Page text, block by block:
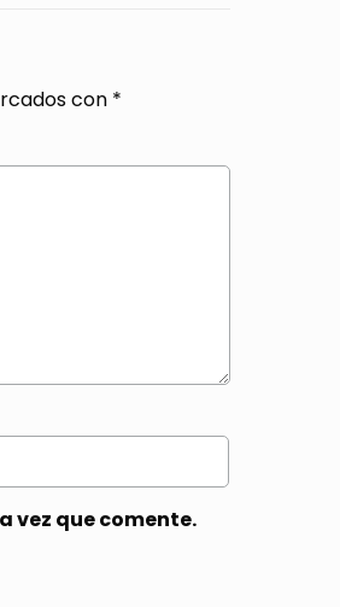
con *
vez que comente.